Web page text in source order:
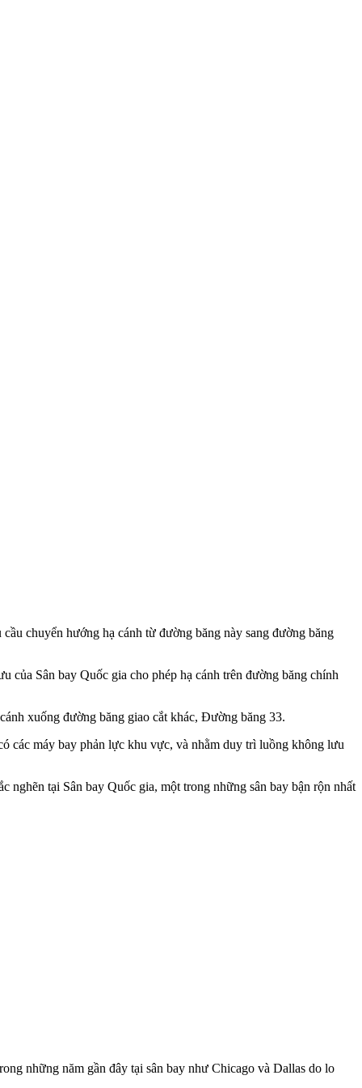
chuyển hướng hạ cánh từ đường băng này sang đường băng
của Sân bay Quốc gia cho phép hạ cánh trên đường băng chính
xuống đường băng giao cắt khác, Đường băng 33.
các máy bay phản lực khu vực, và nhằm duy trì luồng không lưu
tại Sân bay Quốc gia, một trong những sân bay bận rộn nhất
những năm gần đây tại sân bay như Chicago và Dallas do lo